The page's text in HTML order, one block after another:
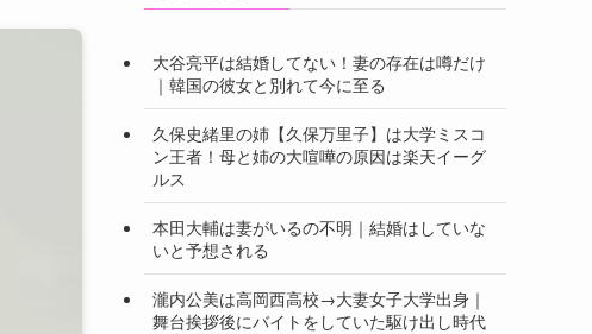
大谷亮平は結婚してない！妻の存在は噂だけ
｜韓国の彼女と別れて今に至る
久保史緒里の姉【久保万里子】は大学ミスコ
ン王者！母と姉の大喧嘩の原因は楽天イーグ
ルス
本田大輔は妻がいるの不明｜結婚はしていな
いと予想される
瀧内公美は高岡西高校→大妻女子大学出身｜
舞台挨拶後にバイトをしていた駆け出し時代